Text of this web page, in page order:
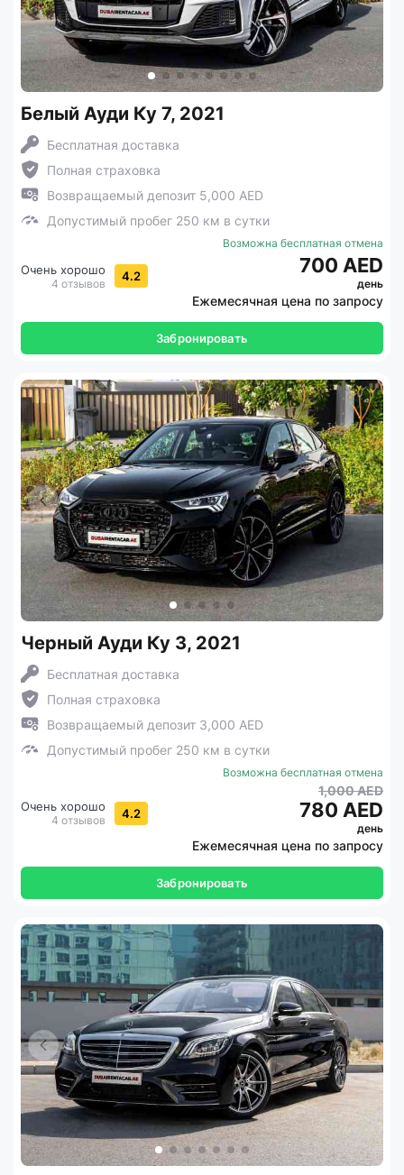
Белый Ауди Ку 7, 2021
Бесплатная доставка
Полная страховка
Возвращаемый депозит 5,000 AED
Допустимый пробег 250 км в сутки
Очень хорошо
4 отзывов 4.2
Возможна бесплатная отмена
700 AED
день
Ежемесячная цена по запросу
Забронировать
Черный Ауди Ку 3, 2021
Бесплатная доставка
Полная страховка
Возвращаемый депозит 3,000 AED
Допустимый пробег 250 км в сутки
Очень хорошо
4 отзывов 4.2
Возможна бесплатная отмена
1,000 AED
780 AED
день
Ежемесячная цена по запросу
Забронировать